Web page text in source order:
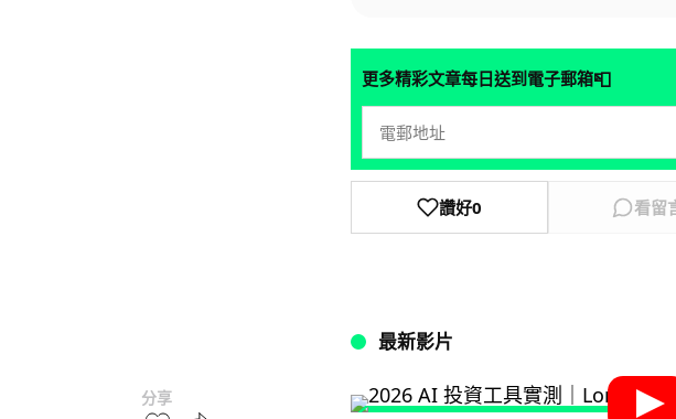
分享
更多精彩文章每日送到電子郵箱📮
讚好0 看留
最新影片